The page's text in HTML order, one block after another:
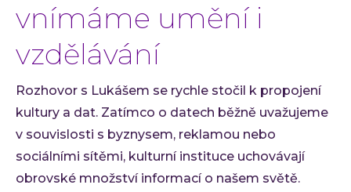
vnímáme umění i
vzdělávání
Rozhovor s Lukášem se rychle stočil k propojení
kultury a dat. Zatímco o datech běžně uvažujeme
v souvislosti s byznysem, reklamou nebo
sociálními sítěmi, kulturní instituce uchovávají
obrovské množství informací o našem světě.